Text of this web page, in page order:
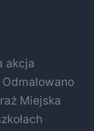
akcja
Odmalowano
Miejska